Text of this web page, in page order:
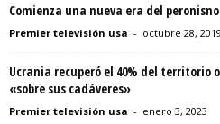
Comienza una nueva era del
Premier televisión usa - octubre 28, 2019
Ucrania recuperó el 40% del territorio
«sobre sus cadáveres»
Premier televisión usa - enero 3, 2023